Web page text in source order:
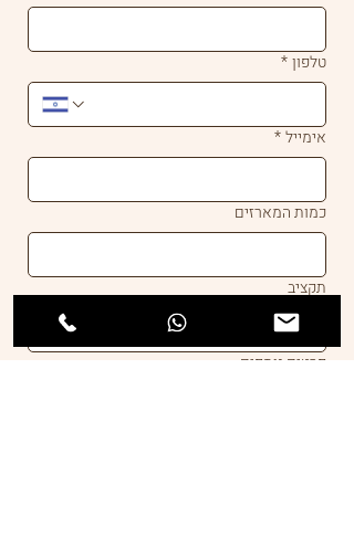
טלפון*
אימייל*
כמות המארזים
תקציב
פרטים נוספים